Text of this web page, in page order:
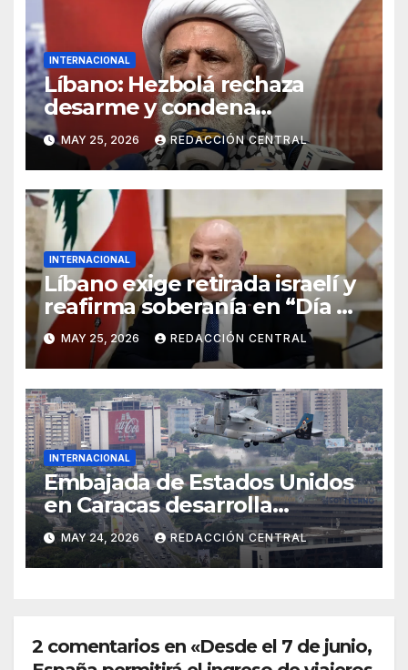
INTERNACIONAL
Líbano: Hezbolá rechaza
desarme y condena
injerencia de EE.UU.
MAY 25, 2026 REDACCIÓN CENTRAL
INTERNACIONAL
Líbano exige retirada israelí y
reafirma soberanía en “Día de
la Resistencia y la Liberación”
MAY 25, 2026 REDACCIÓN CENTRAL
INTERNACIONAL
Embajada de Estados Unidos
en Caracas desarrolla
simulacro aéreo de
evacuación y contingencia
MAY 24, 2026 REDACCIÓN CENTRAL
2 comentarios en «Desde el 7 de junio,